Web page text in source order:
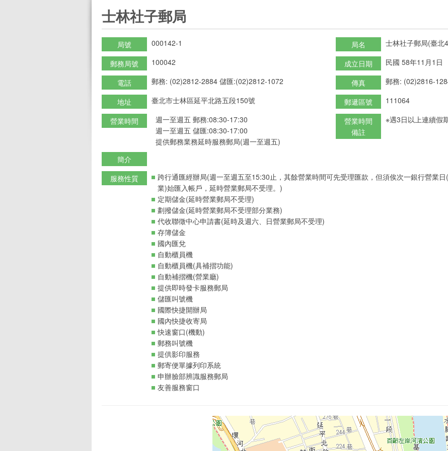
士林社子郵局
局號 000142-1 局名 士林社子郵局(臺北
郵務局號 100042 成立日期 民國 58年11月1日
電話 郵務: (02)2812-2884 儲匯:(02)2812-1072 傳真 郵務: (02)2816-
地址 臺北市士林區延平北路五段150號 郵遞區號 111064
營業時間
週一至週五 郵務:08:30-17:30
週一至週五 儲匯:08:30-17:00
提供郵務業務延時服務郵局(週一至週五)
營業時間
備註
※遇3日以上連續假
簡介
服務性質
跨行通匯經辦局(週一至週五至15:30止，其餘營業時間可先受理匯款，但須俟次一銀行營業
業)始匯入帳戶，延時營業郵局不受理。)
定期儲金(延時營業郵局不受理)
劃撥儲金(延時營業郵局不受理部分業務)
代收聯徵中心申請書(延時及週六、日營業郵局不受理)
存簿儲金
國內匯兌
自動櫃員機
自動櫃員機(具補摺功能)
自動補摺機(營業廳)
提供即時發卡服務郵局
儲匯叫號機
國際快捷開辦局
國內快捷收寄局
快速窗口(機動)
郵務叫號機
提供影印服務
郵寄便單據列印系統
申辦臉部辨識服務郵局
友善服務窗口